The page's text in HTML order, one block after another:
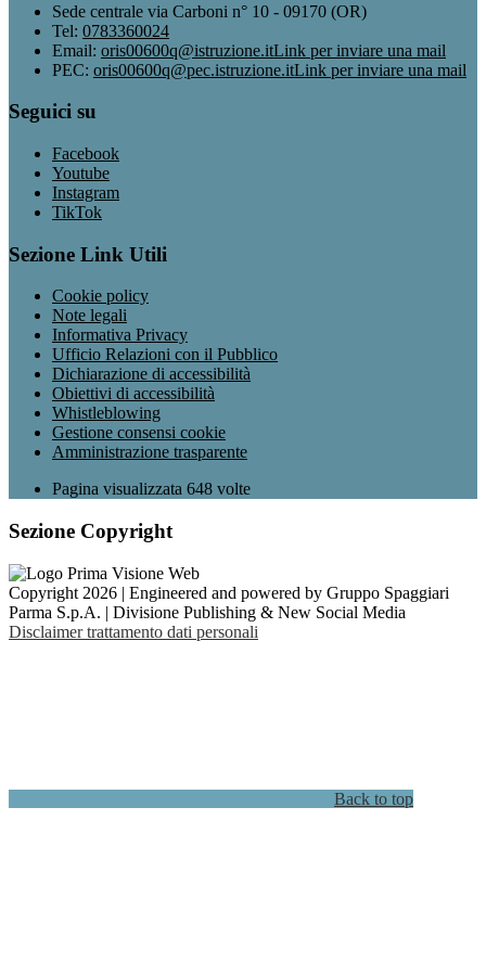
Sede centrale via Carboni n° 10 - 09170 (OR)
Tel: 0783360024
Email: oris00600q@istruzione.itLink per inviare una mail
PEC: oris00600q@pec.istruzione.itLink per inviare una mail
Seguici su
Facebook
Youtube
Instagram
TikTok
Sezione Link Utili
Cookie policy
Note legali
Informativa Privacy
Ufficio Relazioni con il Pubblico
Dichiarazione di accessibilità
Obiettivi di accessibilità
Whistleblowing
Gestione consensi cookie
Amministrazione trasparente
Pagina visualizzata 648 volte
Sezione Copyright
Copyright 2026 | Engineered and powered by Gruppo Spaggiari
Parma S.p.A. | Divisione Publishing & New Social Media
Disclaimer trattamento dati personali
Back to top